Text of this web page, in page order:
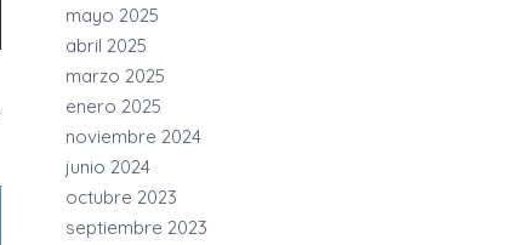
mayo 2025
abril 2025
marzo 2025
enero 2025
noviembre 2024
junio 2024
octubre 2023
septiembre 2023